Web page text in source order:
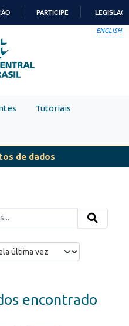
PARTICIPE
ENGLISH
Tutoriais
de dados
encontrado